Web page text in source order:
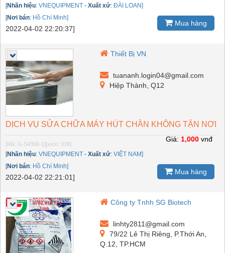
[Nhãn hiệu: VNEQUIPMENT - Xuất xứ: ĐÀI LOAN]
[Nơi bán: Hồ Chí Minh]
2022-04-02 22:20:37]
Mua hàng
Thiết Bị VN
tuananh.login04@gmail.com
Hiệp Thành, Q12
DỊCH VỤ SỬA CHỮA MÁY HÚT CHÂN KHÔNG TẬN NƠI
[Mã: G-54366-1] [xem: 939]
[Nhãn hiệu: VNEQUIPMENT - Xuất xứ: VIỆT NAM]
[Nơi bán: Hồ Chí Minh]
2022-04-02 22:21:01]
Giá: 1,000 vnđ
Mua hàng
Công ty Tnhh SG Biotech
linhty2811@gmail.com
79/22 Lê Thị Riêng, P.Thới An,
Q.12, TP.HCM